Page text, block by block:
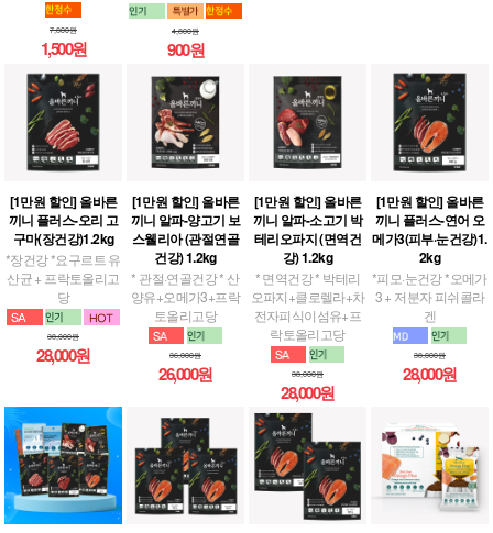
7,800원
1,500원
4,800원
900원
[1만원 할인] 올바른
끼니 플러스-오리 고
구마(장건강)1.2kg
*장건강 *요구르트 유
산균 + 프락토올리고
당
38,000원
28,000원
[1만원 할인] 올바른
끼니 알파-양고기 보
스웰리아 (관절연골
건강) 1.2kg
* 관절·연골건강 * 산
양유+오메가3+프락
토올리고당
36,000원
26,000원
[1만원 할인] 올바른
끼니 알파-소고기 박
테리오파지 (면역건
강) 1.2kg
* 면역건강 * 박테리
오파지+클로렐라+차
전자피식이섬유+프
락토올리고당
38,000원
28,000원
[1만원 할인] 올바른
끼니 플러스-연어 오
메가3(피부·눈건강)1.
2kg
*피모·눈건강 *오메가
3 + 저분자 피쉬콜라
겐
38,000원
28,000원